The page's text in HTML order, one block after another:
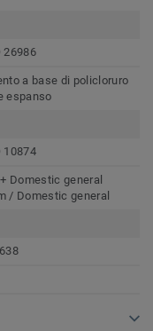
26986
a base di policloruro
espanso
10874
Domestic general
/ Domestic general